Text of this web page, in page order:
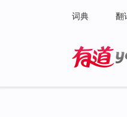
词典 翻